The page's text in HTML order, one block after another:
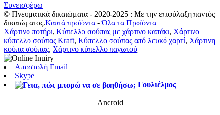
Συνεισφέρω
© Πνευματικά δικαιώματα - 2020-2025 : Με την επιφύλαξη παντός
δικαιώματος.Καυτά προϊόντα -Όλα τα Προϊόντα
Χάρτινο ποτήρι, Κύπελλο σούπας με χάρτινο καπάκι, Χάρτινο
κύπελλο σούπας Kraft, Κύπελλο σούπας από λευκό χαρτί, Χάρτινη
κούπα σούπας, Χάρτινο κύπελλο παγωτού,
Αποστολή Email
Skype
Γουλιέλμος
Android